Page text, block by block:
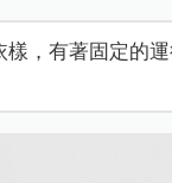
，有著固定的